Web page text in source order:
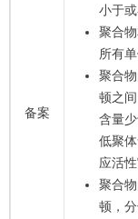
备案
小于或
聚合
所有
聚合
顿之
含量
低聚
应活
聚合
顿，